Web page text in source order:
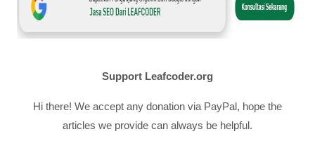
Support Leafcoder.org
Hi there! We accept any donation via PayPal, hope the
articles we provide can always be helpful.